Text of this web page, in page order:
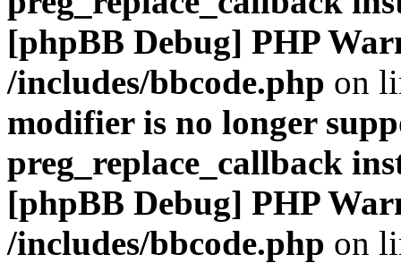
[phpBB Debug] PHP
/includes/bbcode.php on
modifier is no longer
preg_replace_callback
[phpBB Debug] PHP
/includes/bbcode.php on